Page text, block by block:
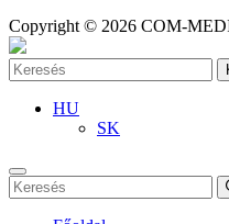
Copyright © 2026 COM-
HU
SK